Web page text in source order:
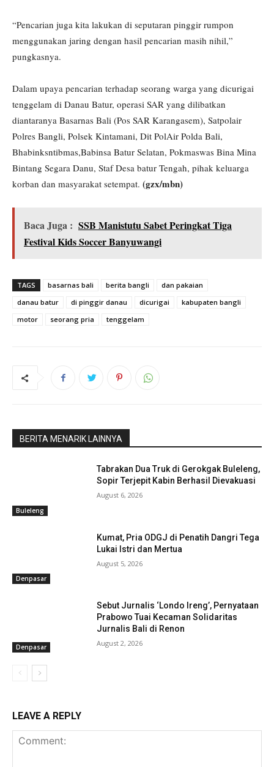
“Pencarian juga kita lakukan di seputaran pinggir rumpon
menggunakan jaring dengan hasil pencarian masih nihil,”
pungkasnya.
Dalam upaya pencarian terhadap seorang warga yang dicurigai
tenggelam di Danau Batur, operasi SAR yang dilibatkan
diantaranya Basarnas Bali (Pos SAR Karangasem), Satpolair
Polres Bangli, Polsek Kintamani, Dit PolAir Polda Bali,
Bhabinksntibmas,Babinsa Batur Selatan, Pokmaswas Bina Mina
Bintang Segara Danu, Staf Desa batur Tengah, pihak keluarga
korban dan masyarakat setempat. (gzx/mbn)
Baca Juga : SSB Manistutu Sabet Peringkat Tiga
Festival Kids Soccer Banyuwangi
TAGS basarnas bali berita bangli
dan pakaian
danau batur
di pinggir danau dicurigai
kabupaten bangli
motor
seorang pria tenggelam
BERITA MENARIK LAINNYA
Buleleng
Tabrakan Dua Truk di Gerokgak Buleleng,
Sopir Terjepit Kabin Berhasil Dievakuasi
August 6, 2026
Denpasar
Kumat, Pria ODGJ di Penatih Dangri Tega
Lukai Istri dan Mertua
August 5, 2026
Denpasar
Sebut Jurnalis ‘Londo Ireng’, Pernyataan
Prabowo Tuai Kecaman Solidaritas
Jurnalis Bali di Renon
August 2, 2026
LEAVE A REPLY